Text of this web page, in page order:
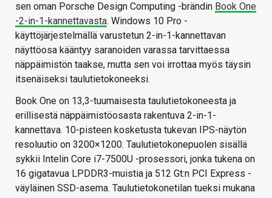
sen oman Porsche Design Computing -brändin Book One
-2-in-1-kannettavasta. Windows 10 Pro -
käyttöjärjestelmällä varustetun 2-in-1-kannettavan
näyttöosa kääntyy saranoiden varassa tarvittaessa
näppäimistön taakse, mutta sen voi irrottaa myös täysin
itsenäiseksi taulutietokoneeksi.
Book One on 13,3-tuumaisesta taulutietokoneesta ja
erillisestä näppäimistöosasta rakentuva 2-in-1-
kannettava. 10-pisteen kosketusta tukevan IPS-näytön
resoluutio on 3200×1200. Taulutietokonepuolen sisällä
sykkii Intelin Core i7-7500U -prosessori, jonka tukena on
16 gigatavua LPDDR3-muistia ja 512 Gt:n PCI Express -
väyläinen SSD-asema. Taulutietokonetilan tueksi mukana